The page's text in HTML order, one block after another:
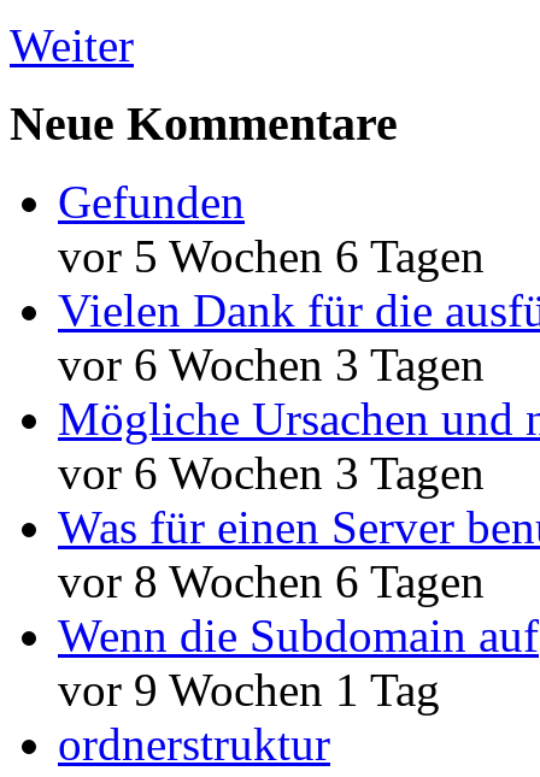
Weiter
Neue Kommentare
Gefunden
vor 5 Wochen 6 Tagen
Vielen Dank für die
vor 6 Wochen 3 Tagen
Mögliche Ursachen und
vor 6 Wochen 3 Tagen
Was für einen Server
vor 8 Wochen 6 Tagen
Wenn die Subdomain auf
vor 9 Wochen 1 Tag
ordnerstruktur